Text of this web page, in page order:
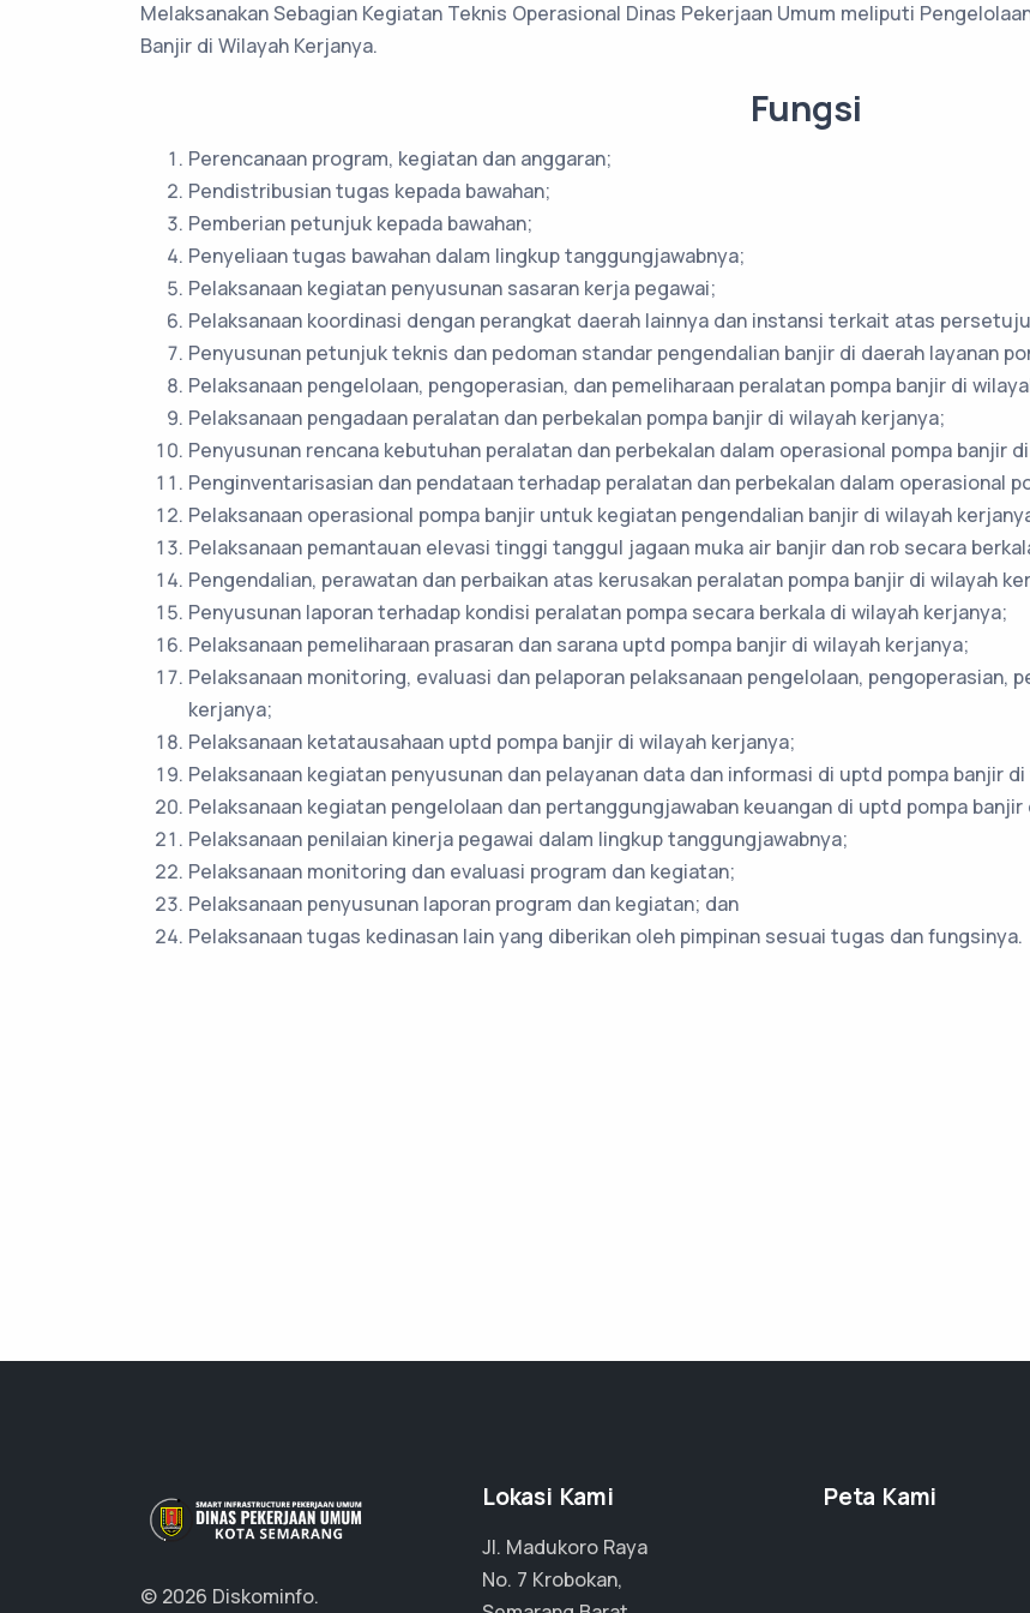
Melaksanakan Sebagian Kegiatan Teknis Operasional Dinas Pekerjaan Umum meliputi
Banjir di Wilayah Kerjanya.
Fungsi
Perencanaan program, kegiatan dan anggaran;
Pendistribusian tugas kepada bawahan;
Pemberian petunjuk kepada bawahan;
Penyeliaan tugas bawahan dalam lingkup tanggungjawabnya;
Pelaksanaan kegiatan penyusunan sasaran kerja pegawai;
Pelaksanaan koordinasi dengan perangkat daerah lainnya dan instansi terkait atas
Penyusunan petunjuk teknis dan pedoman standar pengendalian banjir di daerah layanan
Pelaksanaan pengelolaan, pengoperasian, dan pemeliharaan peralatan pompa banjir di
Pelaksanaan pengadaan peralatan dan perbekalan pompa banjir di wilayah kerjanya;
Penyusunan rencana kebutuhan peralatan dan perbekalan dalam operasional pompa banjir
Penginventarisasian dan pendataan terhadap peralatan dan perbekalan dalam operasional
Pelaksanaan operasional pompa banjir untuk kegiatan pengendalian banjir di wilayah
Pelaksanaan pemantauan elevasi tinggi tanggul jagaan muka air banjir dan rob secara
Pengendalian, perawatan dan perbaikan atas kerusakan peralatan pompa banjir di wilayah
Penyusunan laporan terhadap kondisi peralatan pompa secara berkala di wilayah kerjanya;
Pelaksanaan pemeliharaan prasaran dan sarana uptd pompa banjir di wilayah kerjanya;
Pelaksanaan monitoring, evaluasi dan pelaporan pelaksanaan pengelolaan, pengoperasian,
kerjanya;
Pelaksanaan ketatausahaan uptd pompa banjir di wilayah kerjanya;
Pelaksanaan kegiatan penyusunan dan pelayanan data dan informasi di uptd pompa banjir
Pelaksanaan kegiatan pengelolaan dan pertanggungjawaban keuangan di uptd pompa
Pelaksanaan penilaian kinerja pegawai dalam lingkup tanggungjawabnya;
Pelaksanaan monitoring dan evaluasi program dan kegiatan;
Pelaksanaan penyusunan laporan program dan kegiatan; dan
Pelaksanaan tugas kedinasan lain yang diberikan oleh pimpinan sesuai tugas dan fungsinya.
© 2026 Diskominfo.
Lokasi Kami
Jl. Madukoro Raya
No. 7 Krobokan,
Peta Kami